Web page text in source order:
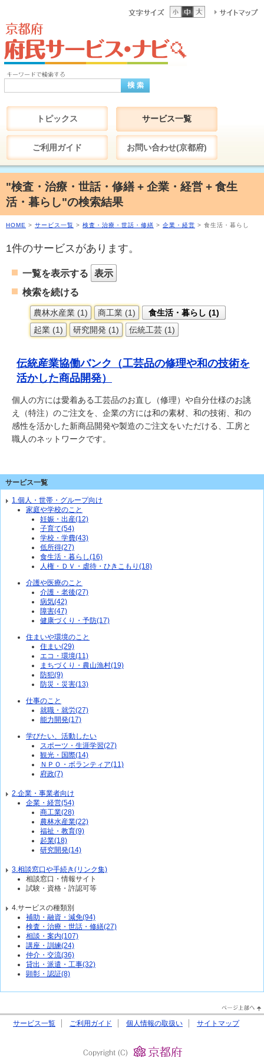
トピックス サービス一覧
ご利用ガイド お問い合わせ(京都府)
"検査・治療・世話・修繕 + 企業・経営 + 食生
活・暮らし"の検索結果
HOME > サービス一覧 > 検査・治療・世話・修繕 > 企業・経営 > 食生活・暮らし
1件のサービスがあります。
一覧を表示する
表示
検索を続ける
農林水産業 (1) 商工業 (1)
食生活・暮らし (1)
起業 (1)
研究開発 (1) 伝統工芸 (1)
伝統産業協働バンク（工芸品の修理や和の技術を
活かした商品開発）
個人の方には愛着ある工芸品のお直し（修理）や自分仕様のお誂
え（特注）のご注文を、企業の方には和の素材、和の技術、和の
感性を活かした新商品開発や製造のご注文をいただける、工房と
職人のネットワークです。
サービス一覧
1.個人・世帯・グループ向け
家庭や学校のこと
妊娠・出産(12)
子育て(54)
学校・学費(43)
低所得(27)
食生活・暮らし(16)
人権・ＤＶ・虐待・ひきこもり(18)
介護や医療のこと
介護・老後(27)
病気(42)
障害(47)
健康づくり・予防(17)
住まいや環境のこと
住まい(29)
エコ・環境(11)
まちづくり・農山漁村(19)
防犯(9)
防災・災害(13)
仕事のこと
就職・就労(27)
能力開発(17)
学びたい、活動したい
スポーツ・生涯学習(27)
観光・国際(14)
ＮＰＯ・ボランティア(11)
府政(7)
2.企業・事業者向け
企業・経営(54)
商工業(28)
農林水産業(22)
福祉・教育(9)
起業(18)
研究開発(14)
3.相談窓口や手続き(リンク集)
相談窓口・情報サイト
試験・資格・許認可等
4.サービスの種類別
補助・融資・減免(94)
検査・治療・世話・修繕(27)
相談・案内(107)
講座・訓練(24)
仲介・交流(36)
貸出・派遣・工事(32)
顕彰・認証(8)
PageTop↑
サービス一覧 ご利用ガイド 個人情報の取扱い サイトマップ